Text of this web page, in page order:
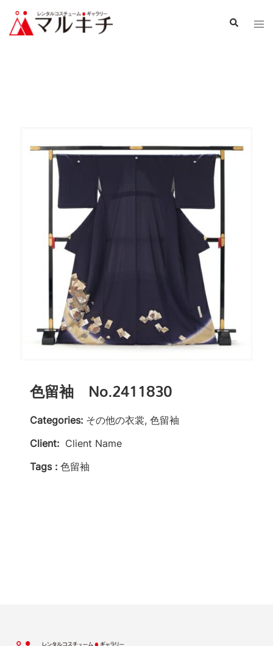
色留袖 No.2411830
Categories: その他の衣裳, 色留袖
Client: Client Name
Tags : 色留袖